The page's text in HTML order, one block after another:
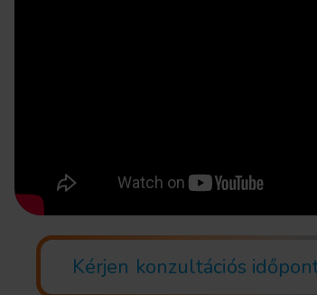
Kérjen konzultációs